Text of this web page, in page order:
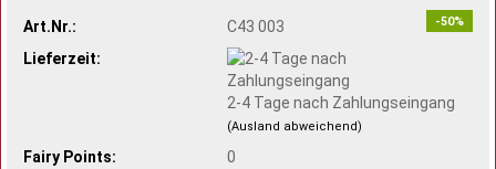
-50%
Art.Nr.:
C43 003
Lieferzeit:
2-4 Tage nach Zahlungseingang
(Ausland abweichend)
Fairy Points: 0